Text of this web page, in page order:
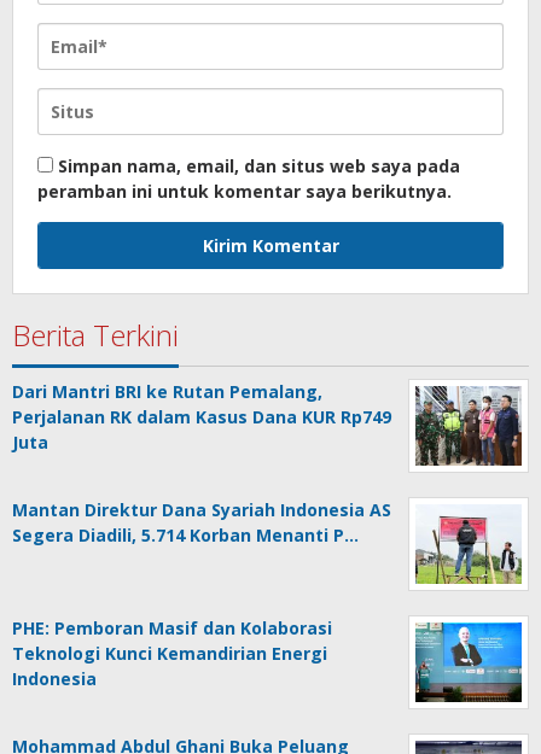
Simpan nama, email, dan situs web saya pada
peramban ini untuk komentar saya berikutnya.
Berita Terkini
Dari Mantri BRI ke Rutan Pemalang,
Perjalanan RK dalam Kasus Dana KUR Rp749
Juta
Mantan Direktur Dana Syariah Indonesia AS
Segera Diadili, 5.714 Korban Menanti P…
PHE: Pemboran Masif dan Kolaborasi
Teknologi Kunci Kemandirian Energi
Indonesia
Mohammad Abdul Ghani Buka Peluang